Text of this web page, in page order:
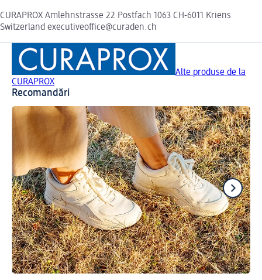
CURAPROX Amlehnstrasse 22 Postfach 1063 CH-6011 Kriens
Switzerland executiveoffice@curaden.ch
Alte produse de la
CURAPROX
Recomandări